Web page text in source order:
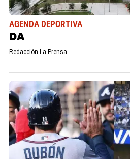
AGENDA DEPORTIVA
DA
Redacción La Prensa